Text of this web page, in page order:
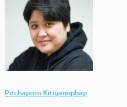
Pitchaporn Kitiyanuphap